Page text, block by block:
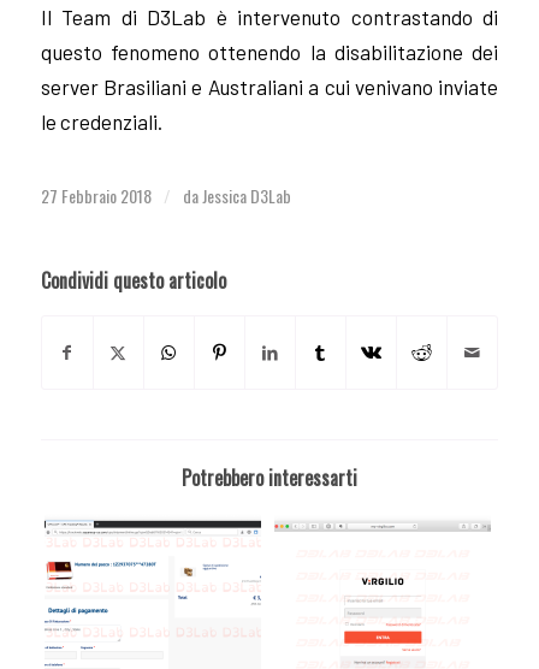
Il Team di D3Lab è intervenuto contrastando di
questo fenomeno ottenendo la disabilitazione dei
server Brasiliani e Australiani a cui venivano inviate
le credenziali.
27 Febbraio 2018 / daJessica D3Lab
Condividi questo articolo
Potrebbero interessarti